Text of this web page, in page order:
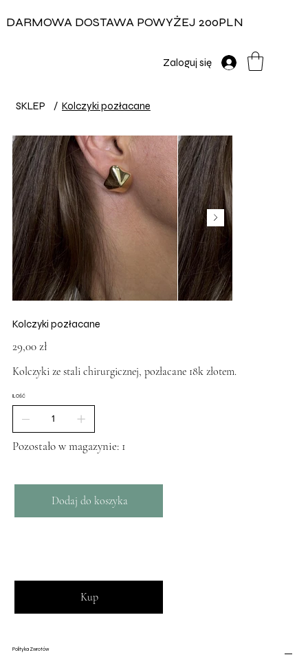
DARMOWA DOSTAWA POWYŻEJ 200PLN
Zaloguj się
SKLEP / Kolczyki pozłacane
Kolczyki pozłacane
29,00 zł
Kolczyki ze stali chirurgicznej, pozłacane 18k złotem.
ILOŚĆ
Pozostało w magazynie: 1
Dodaj do koszyka
Kup
Polityka Zwrotów